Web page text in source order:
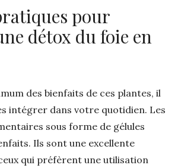
pour
détox du foie en
des bienfaits de ces plantes, il
intégrer dans votre quotidien. Les
sous forme de gélules
Ils sont une excellente
qui préfèrent une utilisation